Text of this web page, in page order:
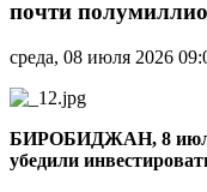
развели
почти
полумиллиона
рублей
почти
среда, 08 июля 2026
БИРОБИДЖАН, 8
убедили